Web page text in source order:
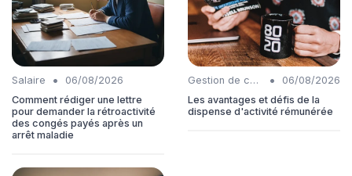
Salaire •
06/08/2026
Comment rédiger une lettre
pour demander la rétroactivité
des congés payés après un
arrêt maladie
Gestion de carrière •
06/08/2026
Les avantages et défis de la
dispense d'activité rémunérée